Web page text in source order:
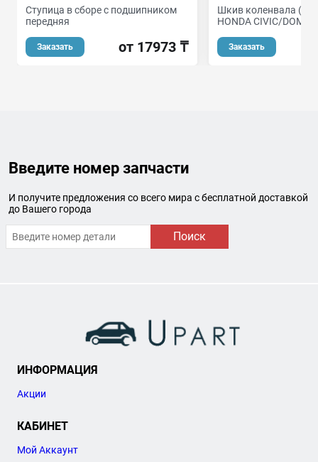
Ступица в сборе с подшипником
передняя
Заказать от 17973 ₸
Шкив коленвала (D-
HONDA CIVIC/
Заказать
Введите номер запчасти
И получите предложения со всего мира с бесплатной доставкой
до Вашего города
Поиск
ИНФОРМАЦИЯ
Акции
КАБИНЕТ
Мой Аккаунт